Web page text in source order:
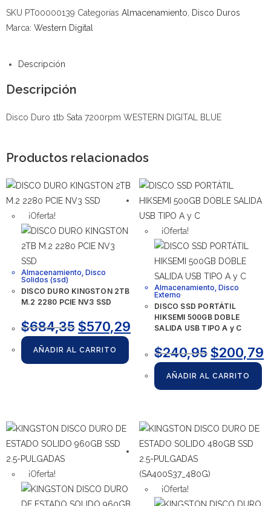
SKU PT00000139 Categorías Almacenamiento
Disco Duros
Marca: Western Digital
Descripción
Descripción
Disco Duro 1tb Sata 7200rpm WESTERN DIGITAL BLUE
Productos relacionados
¡Oferta!
Almacenamiento Disco
Solidos (ssd)
DISCO DURO KINGSTON 2TB
M.2 2280 PCIE NV3 SSD
$684,35$570,29
AÑADIR AL CARRITO
¡Oferta!
Almacenamiento ,Disco
Externo
DISCO SSD PORTÁTIL
HIKSEMI 500GB DOBLE
SALIDA USB TIPO A y C
$240,95 $200,79
AÑADIR AL CARRITO
¡Oferta!
¡Oferta!